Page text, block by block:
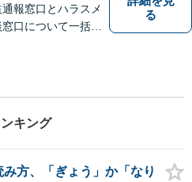
報窓口とハラスメ
口について一括対
る
キング
方、「ぎょう」か「なり